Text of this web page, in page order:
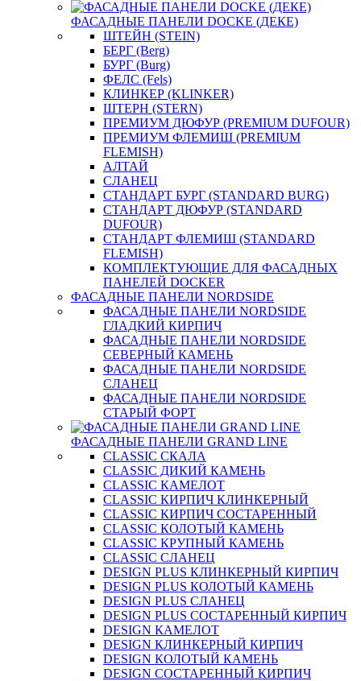
ФАСАДНЫЕ ПАНЕЛИ DOCKE (ДЕКЕ)
ШТЕЙН (STEIN)
БЕРГ (Berg)
БУРГ (Burg)
ФЕЛС (Fels)
КЛИНКЕР (KLINKER)
ШТЕРН (STERN)
ПРЕМИУМ ДЮФУР (PREMIUM DUFOUR)
ПРЕМИУМ ФЛЕМИШ (PREMIUM
FLEMISH)
АЛТАЙ
СЛАНЕЦ
СТАНДАРТ БУРГ (STANDARD BURG)
СТАНДАРТ ДЮФУР (STANDARD
DUFOUR)
СТАНДАРТ ФЛЕМИШ (STANDARD
FLEMISH)
КОМПЛЕКТУЮЩИЕ ДЛЯ ФАСАДНЫХ
ПАНЕЛЕЙ DOCKER
ФАСАДНЫЕ ПАНЕЛИ NORDSIDE
ФАСАДНЫЕ ПАНЕЛИ NORDSIDE
ГЛАДКИЙ КИРПИЧ
ФАСАДНЫЕ ПАНЕЛИ NORDSIDE
СЕВЕРНЫЙ КАМЕНЬ
ФАСАДНЫЕ ПАНЕЛИ NORDSIDE
СЛАНЕЦ
ФАСАДНЫЕ ПАНЕЛИ NORDSIDE
СТАРЫЙ ФОРТ
ФАСАДНЫЕ ПАНЕЛИ GRAND LINE
CLASSIC СКАЛА
CLASSIC ДИКИЙ КАМЕНЬ
CLASSIC КАМЕЛОТ
CLASSIC КИРПИЧ КЛИНКЕРНЫЙ
CLASSIC КИРПИЧ СОСТАРЕННЫЙ
CLASSIC КОЛОТЫЙ КАМЕНЬ
CLASSIC КРУПНЫЙ КАМЕНЬ
CLASSIC СЛАНЕЦ
DESIGN PLUS КЛИНКЕРНЫЙ КИРПИЧ
DESIGN PLUS КОЛОТЫЙ КАМЕНЬ
DESIGN PLUS СЛАНЕЦ
DESIGN PLUS СОСТАРЕННЫЙ КИРПИЧ
DESIGN КАМЕЛОТ
DESIGN КЛИНКЕРНЫЙ КИРПИЧ
DESIGN КОЛОТЫЙ КАМЕНЬ
DESIGN СОСТАРЕННЫЙ КИРПИЧ